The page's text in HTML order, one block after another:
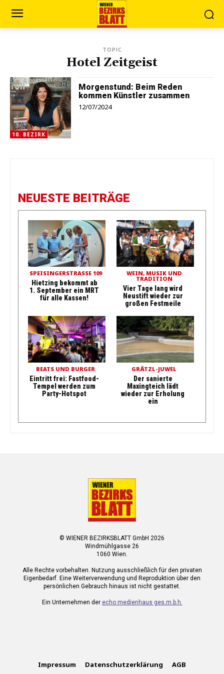
TOPIC
Hotel Zeitgeist
10. BEZIRK
Morgenstund: Beim Reden
kommen Künstler zusammen
12/07/2024
NEUESTE BEITRÄGE
SPEISINGERSTRASSE 109
Hietzing bekommt ab
1. September ein MRT
für alle Kassen!
WEIN, MUSIK UND
TRADITION
Vier Tage lang wird
Neustift wieder zur
großen Festmeile
BEATS UND BURGER
Eintritt frei: Fastfood-
Tempel werden zum
Party-Hotspot
GRÄTZL-JUWEL
Der sanierte
Maxingteich lädt
wieder zur Erholung
ein
© WIENER BEZIRKSBLATT GmbH 2026
Windmühlgasse 26
1060 Wien.
Alle Rechte vorbehalten. Nutzung ausschließlich für den privaten
Eigenbedarf. Eine Weiterverwendung und Reproduktion über den
persönlichen Gebrauch hinaus ist nicht gestattet.
Ein Unternehmen der echo medienhaus ges.m.b.h.
Impressum Datenschutzerklärung AGB